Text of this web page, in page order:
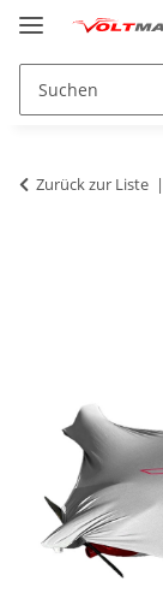
Zurück zur Liste